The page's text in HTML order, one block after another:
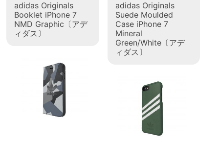
adidas Originals
Booklet iPhone 7
NMD Graphic〔アデ
ィダス〕
adidas Originals
Suede Moulded
Case iPhone 7
Mineral
Green/White〔アデ
ィダス〕